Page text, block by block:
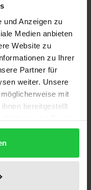
und Anzeigen zu
Medien anbieten
Website zu
zu Ihrer
Partner für
weiter. Unsere
mit
bereitgestellt
Gegenstand in
materiellen und
Geistes- und
aufs engste mit
verbunden.
des 20.
große Geradheit
heraustrat
in China die